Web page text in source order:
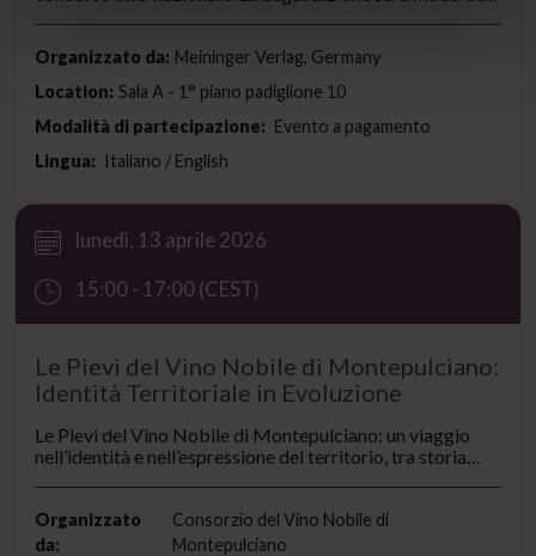
Meininger Verlag, che offrirà approfondimenti su questa
categoria in forte crescita.
Organizzato da: Meininger Verlag, Germany
Location: Sala A - 1° piano padiglione 10
Modalità di partecipazione: Evento a pagamento
Lingua: Italiano / English
lunedì, 13 aprile 2026
15:00 - 17:00 (CEST)
Le Pievi del Vino Nobile di Montepulciano:
Identità Territoriale in Evoluzione
Le Pievi del Vino Nobile di Montepulciano: un viaggio
nell’identità e nell’espressione del territorio, tra storia
profondo con Montepulciano.
Organizzato
da:
Consorzio del Vino Nobile di
Montepulciano